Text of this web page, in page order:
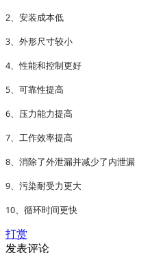
2、安装成本低
3、外形尺寸较小
4、性能和控制更好
5、可靠性提高
6、压力能力提高
7、工作效率提高
8、消除了外泄漏并减少了内泄漏
9、污染耐受力更大
10、循环时间更快
打赏
发表评论